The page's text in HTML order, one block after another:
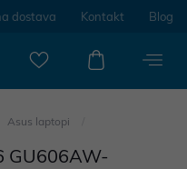
dostava Kontakt Blog
Asus laptopi
GU606AW-